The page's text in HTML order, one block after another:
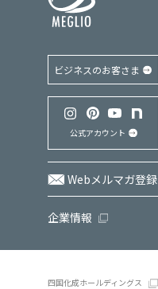
ビジネスのお客さま
公式アカウント
Webメルマガ登録
企業情報
四国化成ホールディングス